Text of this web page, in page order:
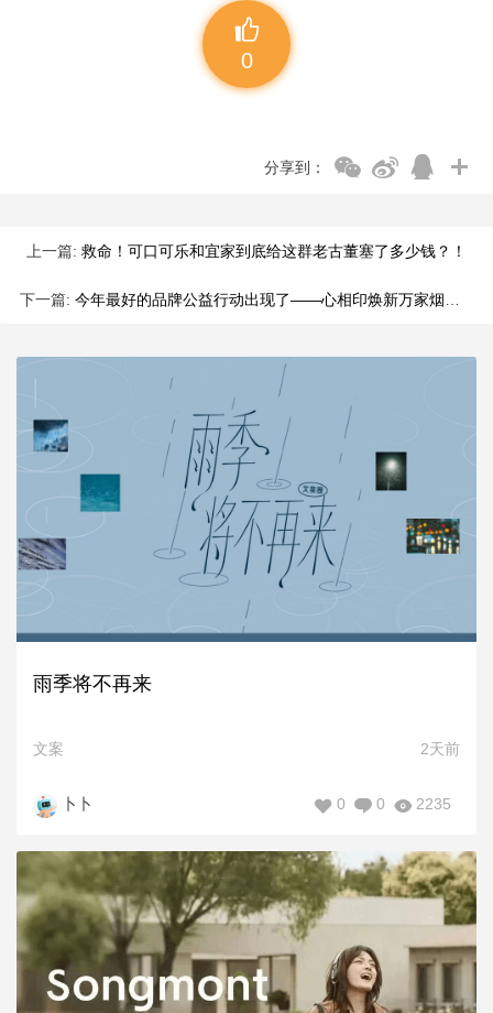
0
分享到：
上一篇: 救命！可口可乐和宜家到底给这群老古董塞了多少钱？！
下一篇: 今年最好的品牌公益行动出现了——心相印焕新万家烟火小店
雨季将不再来
文案 2天前
卜卜 2235
0
0